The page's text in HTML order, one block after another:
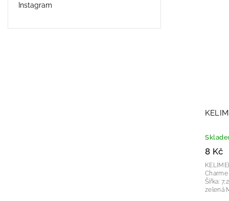
Instagram
8 Kč
KELIMEK
Charme
Šířka: 7,2 cm Výška: 7,6